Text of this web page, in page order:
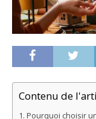
Contenu de
Pourquoi choisir